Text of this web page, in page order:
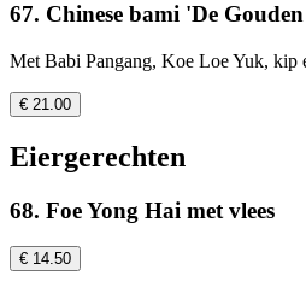
67. Chinese bami 'De
Met Babi Pangang, Koe Loe Yuk, kip
€ 21.00
Eiergerechten
68. Foe Yong Hai met vlees
€ 14.50